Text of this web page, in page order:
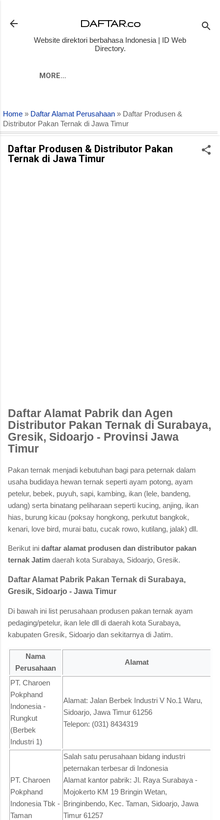
DAFTAR.co
Website direktori berbahasa Indonesia | ID Web
Directory.
MORE…
Home » Daftar Alamat Perusahaan » Daftar Produsen &
Distributor Pakan Ternak di Jawa Timur
Daftar Produsen & Distributor Pakan
Ternak di Jawa Timur
Daftar Alamat Pabrik dan Agen
Distributor Pakan Ternak di Surabaya,
Gresik, Sidoarjo - Provinsi Jawa
Timur
Pakan ternak menjadi kebutuhan bagi para peternak dalam
usaha budidaya hewan ternak seperti ayam potong, ayam
petelur, bebek, puyuh, sapi, kambing, ikan (lele, bandeng,
udang) serta binatang peliharaan seperti kucing, anjing, ikan
hias, burung kicau (poksay hongkong, perkutut bangkok,
kenari, love bird, murai batu, cucak rowo, kutilang, jalak) dll.
Berikut ini daftar alamat produsen dan distributor pakan
ternak Jatim daerah kota Surabaya, Sidoarjo, Gresik.
Daftar Alamat Pabrik Pakan Ternak di Surabaya,
Gresik, Sidoarjo - Jawa Timur
Di bawah ini list perusahaan produsen pakan ternak ayam
pedaging/petelur, ikan lele dll di daerah kota Surabaya,
kabupaten Gresik, Sidoarjo dan sekitarnya di Jatim.
Nama
Perusahaan
Alamat
PT. Charoen
Pokphand
Indonesia -
Rungkut
(Berbek
Industri 1)
Alamat: Jalan Berbek Industri V No.1 Waru,
Sidoarjo, Jawa Timur 61256
Telepon: (031) 8434319
PT. Charoen
Pokphand
Indonesia Tbk -
Taman
Salah satu perusahaan bidang industri
peternakan terbesar di Indonesia
Alamat kantor pabrik: Jl. Raya Surabaya -
Mojokerto KM 19 Bringin Wetan,
Bringinbendo, Kec. Taman, Sidoarjo, Jawa
Timur 61257